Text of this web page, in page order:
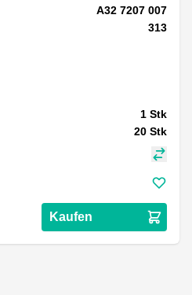
A32 7207 007
313
1 Stk
20 Stk
Kaufen